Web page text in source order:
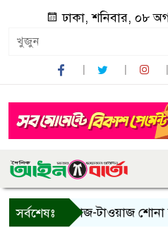
ঢাকা, শনিবার, ০৮
সর্বশেষঃ
শুধু আওয়াজ-টাওয়াজ শোনা যায়: